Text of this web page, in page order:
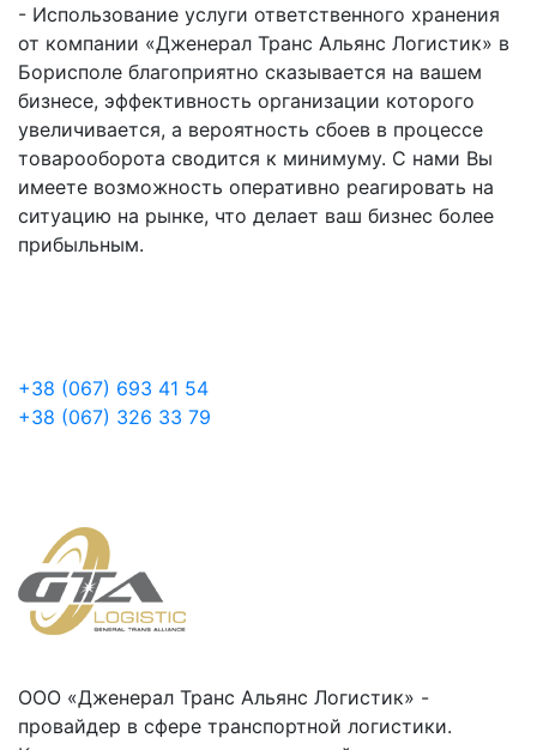
- Использование услуги ответственного хранения
от компании «Дженерал Транс Альянс Логистик» в
Борисполе благоприятно сказывается на вашем
бизнесе, эффективность организации которого
увеличивается, а вероятность сбоев в процессе
товарооборота сводится к минимуму. С нами Вы
имеете возможность оперативно реагировать на
ситуацию на рынке, что делает ваш бизнес более
прибыльным.
+38 (067) 693 41 54
+38 (067) 326 33 79
ООО «Дженерал Транс Альянс Логистик» -
провайдер в сфере транспортной логистики.